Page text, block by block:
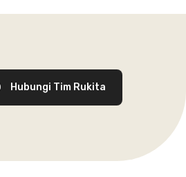
Hubungi Tim Rukita